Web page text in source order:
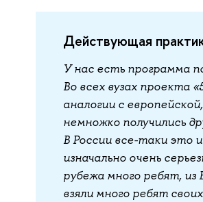
Действующая
У нас есть программа
Во всех вузах проекта
аналогии с
немножко получились
В России все-таки это
изначально очень
рубежа много ребят, из
взяли много ребят